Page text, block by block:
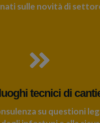
sulle novità di
tecnici di
su questioni